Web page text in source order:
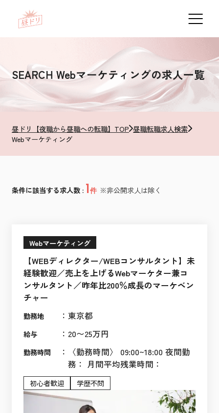
SEARCHWebマーケティングの求人一覧
昼ドリ【夜職から昼職への転職】TOP 昼職転職求人検索
Webマーケティング
条件に該当する求人数 : 1件 ※非公開求人は除く
Webマーケティング
【WEBディレクター/WEBコンサルタント】未
経験歓迎／売上を上げるWebマーケター兼コ
ンサルタント／昨年比200％成長のマーケベン
チャー
勤務地 ： 東京都
給与 ： 20〜25万円
勤務時間 ：
〈勤務時間〉 09:00~18:00 夜間勤
務： 月間平均残業時間：
初心者歓迎 学歴不問